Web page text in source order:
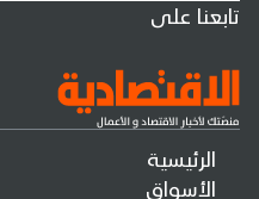
الرئيسية
الأسواق
تابعنا على